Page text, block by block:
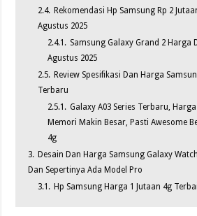
2.4. Rekomendasi Hp Samsung Rp 2
Agustus 2025
2.4.1. Samsung Galaxy Grand 2 Harga
Agustus 2025
2.5. Review Spesifikasi Dan Harga
Terbaru
2.5.1. Galaxy A03 Series Terbaru,
Memori Makin Besar, Pasti Awesome
4g
3. Desain Dan Harga Samsung Galaxy
Dan Sepertinya Ada Model Pro
3.1. Hp Samsung Harga 1 Jutaan 4g